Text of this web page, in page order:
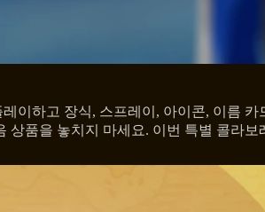
이하고 장식, 스프레이, 아이콘, 이름
품을 놓치지 마세요. 이번 특별 콜라